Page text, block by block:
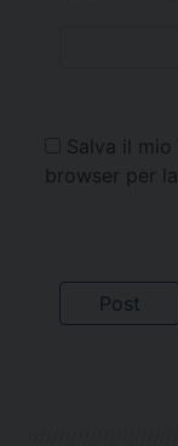
Salva il
browser per